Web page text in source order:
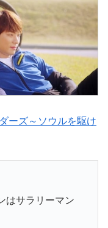
ーズ～ソウルを駆け
はサラリーマン